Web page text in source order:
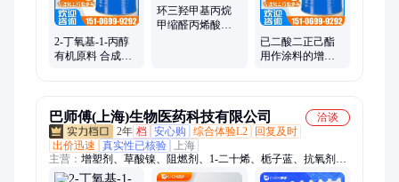
丙烯酸乙酯、甲基环己烷、二价酸酯、无水丁酯、无水乙酯
2-丁氧基-1-丙醇
有机原料 合成材
环三羟甲基丙烷
甲缩醛丙烯酸酯
已二酸二正己酯
用作涂料的增塑
巴师傅(上海)生物医药科技有限公司
洽谈
2年 档 安心购 综合体验L2
回复及时
出价迅速
真实性已核验
上海
主营： 增塑剂、草酸镍、阻燃剂、1-二十烯、栀子蓝、抗氧剂、
偶联剂、异壬酸、间氟溴苄、异胞嘧啶、磷酸三钾、油墨油剂、